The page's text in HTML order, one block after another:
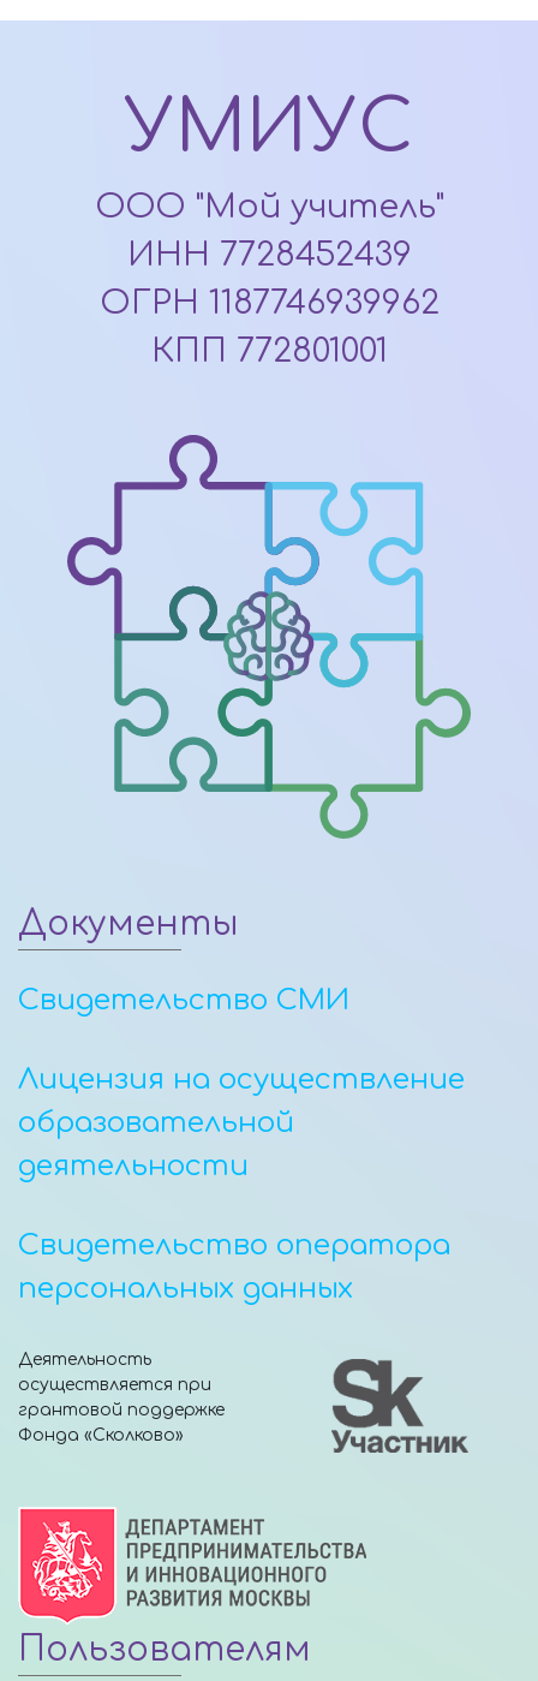
УМИУС
ООО "Мой учитель"
ИНН 7728452439
ОГРН 1187746939962
КПП 772801001
Документы
Свидетельство СМИ
Лицензия на осуществление
образовательной
деятельности
Свидетельство оператора
персональных данных
Деятельность
осуществляется при
грантовой поддержке
Фонда «Сколково»
Пользователям